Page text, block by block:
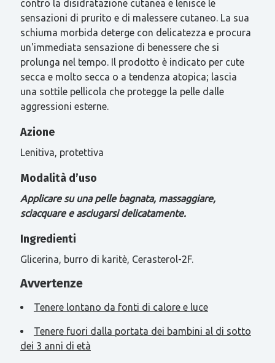
contro la disidratazione cutanea e lenisce le
sensazioni di prurito e di malessere cutaneo. La sua
schiuma morbida deterge con delicatezza e procura
un'immediata sensazione di benessere che si
prolunga nel tempo. Il prodotto è indicato per cute
secca e molto secca o a tendenza atopica; lascia
una sottile pellicola che protegge la pelle dalle
aggressioni esterne.
Azione
Lenitiva, protettiva
Modalità d’uso
Applicare su una pelle bagnata, massaggiare,
sciacquare e asciugarsi delicatamente.
Ingredienti
Glicerina, burro di karitè, Cerasterol-2F.
Avvertenze
Tenere lontano da fonti di calore e luce
Tenere fuori dalla portata dei bambini al di sotto
dei 3 anni di età